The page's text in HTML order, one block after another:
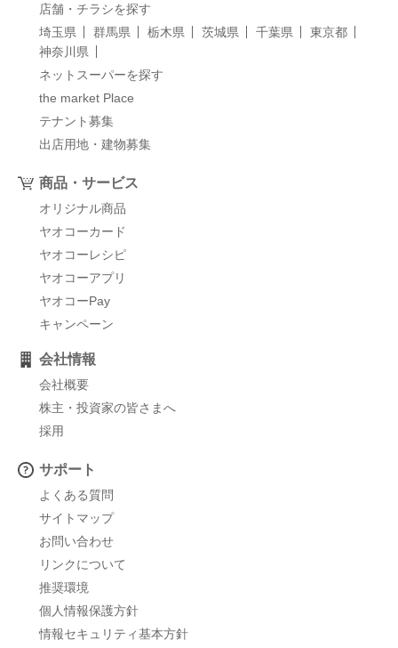
店舗・チラシを探す
埼玉県
群馬県 栃木県 茨城県 千葉県
東京都
神奈川県
ネットスーパーを探す
the market Place
テナント募集
出店用地・建物募集
商品・サービス
オリジナル商品
ヤオコーカード
ヤオコーレシピ
ヤオコーアプリ
ヤオコーPay
キャンペーン
会社情報
会社概要
株主・投資家の皆さまへ
採用
サポート
よくある質問
サイトマップ
お問い合わせ
リンクについて
推奨環境
個人情報保護方針
情報セキュリティ基本方針